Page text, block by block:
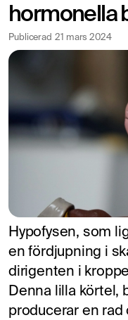
hormonella
Publicerad 21 mars 2024
Hypofysen, som
en fördjupning i
dirigenten i
Denna lilla körtel,
producerar en